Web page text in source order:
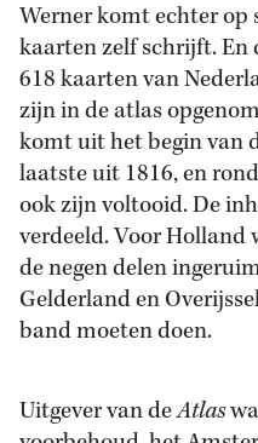
Werner komt echter op
kaarten zelf schrijft. En
618 kaarten van
zijn in de atlas
komt uit het begin van
laatste uit 1816, en
ook zijn voltooid. De
verdeeld. Voor Holland
de negen delen
Gelderland en
band moeten doen.
Uitgever van deAtlas